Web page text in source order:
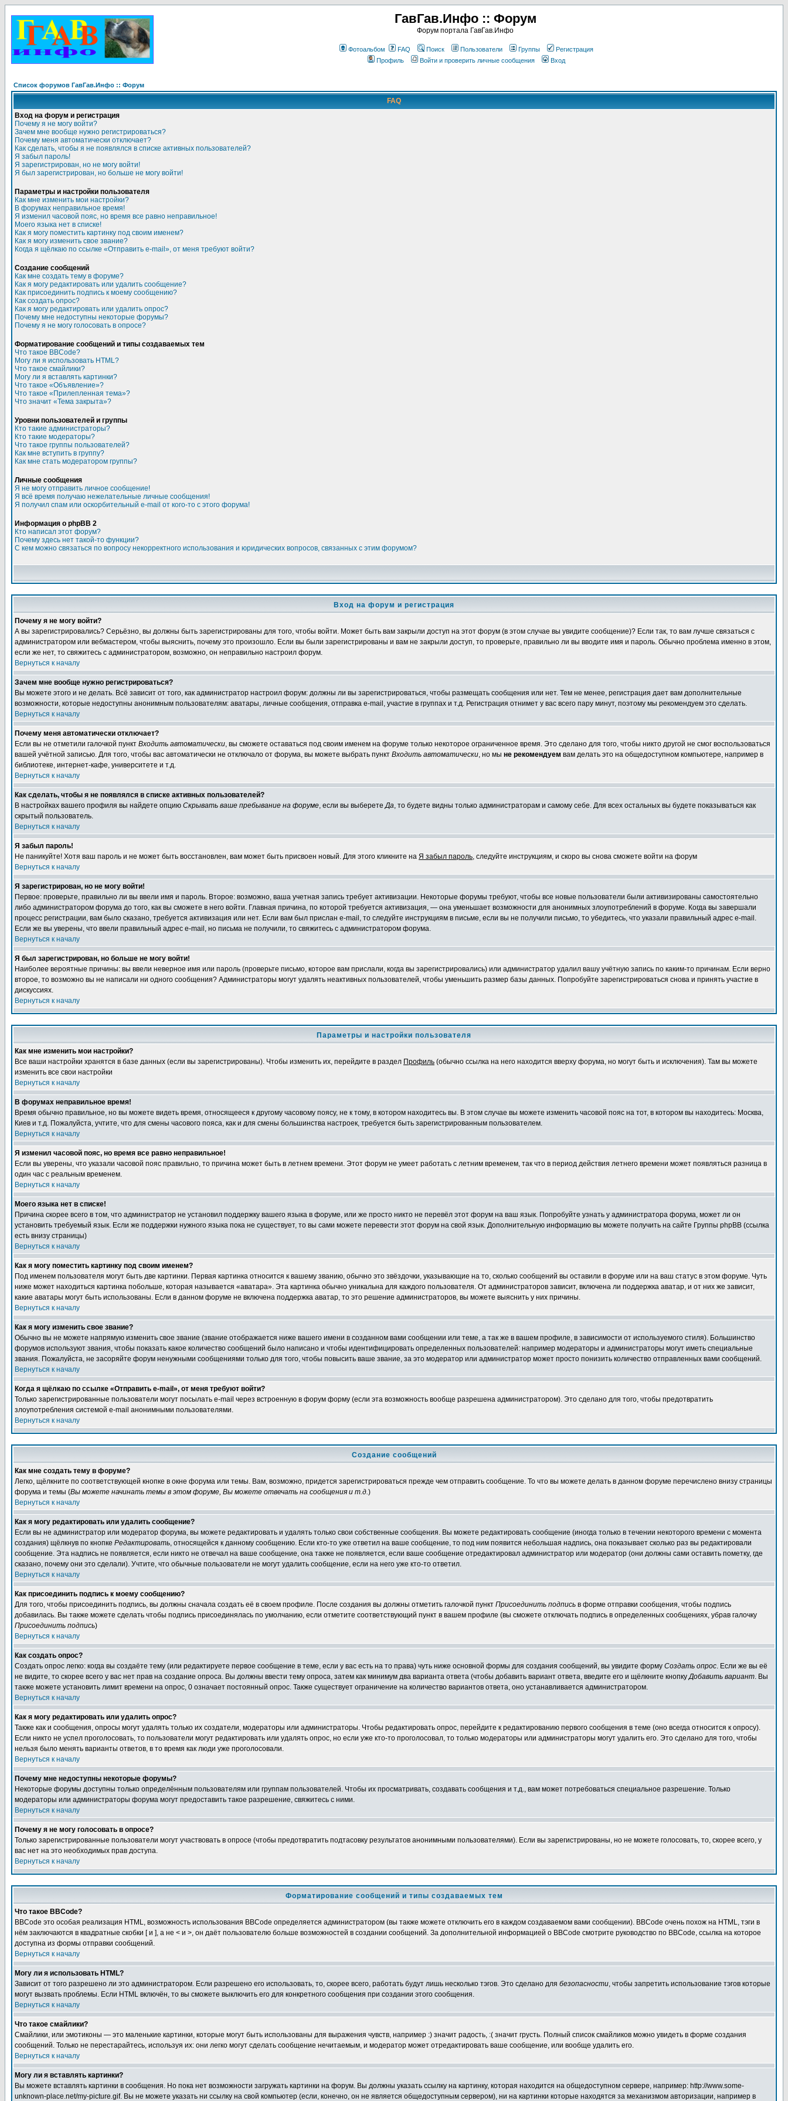
ГавГав.Инфо :: Форум
Форум портала ГавГав.Инфо
Фотоальбом FAQ Поиск Пользователи Группы
Регистрация
Профиль
Войти и проверить личные сообщения Вход
Список форумов ГавГав.Инфо :: Форум
FAQ
Вход на форум и регистрация
Почему я не могу войти?
Зачем мне вообще нужно регистрироваться?
Почему меня автоматически отключает?
Как сделать, чтобы я не появлялся в списке активных пользователей?
Я забыл пароль!
Я зарегистрирован, но не могу войти!
Я был зарегистрирован, но больше не могу войти!
Параметры и настройки пользователя
Как мне изменить мои настройки?
В форумах неправильное время!
Я изменил часовой пояс, но время все равно неправильное!
Моего языка нет в списке!
Как я могу поместить картинку под своим именем?
Как я могу изменить свое звание?
Когда я щёлкаю по ссылке «Отправить e-mail», от меня требуют войти?
Создание сообщений
Как мне создать тему в форуме?
Как я могу редактировать или удалить сообщение?
Как присоединить подпись к моему сообщению?
Как создать опрос?
Как я могу редактировать или удалить опрос?
Почему мне недоступны некоторые форумы?
Почему я не могу голосовать в опросе?
Форматирование сообщений и типы создаваемых тем
Что такое BBCode?
Могу ли я использовать HTML?
Что такое смайлики?
Могу ли я вставлять картинки?
Что такое «Объявление»?
Что такое «Прилепленная тема»?
Что значит «Тема закрыта»?
Уровни пользователей и группы
Кто такие администраторы?
Кто такие модераторы?
Что такое группы пользователей?
Как мне вступить в группу?
Как мне стать модератором группы?
Личные сообщения
Я не могу отправить личное сообщение!
Я всё время получаю нежелательные личные сообщения!
Я получил спам или оскорбительный e-mail от кого-то с этого форума!
Информация о phpBB 2
Кто написал этот форум?
Почему здесь нет такой-то функции?
С кем можно связаться по вопросу некорректного использования и юридических вопросов, связанных с этим форумом?
Вход на форум и регистрация
Почему я не могу войти?
А вы зарегистрировались? Серьёзно, вы должны быть зарегистрированы для того, чтобы войти. Может быть вам закрыли доступ на этот форум (в этом случае вы увидите сообщение)? Если так, то вам лучше связаться с
администратором или вебмастером, чтобы выяснить, почему это произошло. Если вы были зарегистрированы и вам не закрыли доступ, то проверьте, правильно ли вы вводите имя и пароль. Обычно проблема именно в этом,
если же нет, то свяжитесь с администратором, возможно, он неправильно настроил форум.
Вернуться к началу
Зачем мне вообще нужно регистрироваться?
Вы можете этого и не делать. Всё зависит от того, как администратор настроил форум: должны ли вы зарегистрироваться, чтобы размещать сообщения или нет. Тем не менее, регистрация дает вам дополнительные
возможности, которые недоступны анонимным пользователям: аватары, личные сообщения, отправка e-mail, участие в группах и т.д. Регистрация отнимет у вас всего пару минут, поэтому мы рекомендуем это сделать.
Вернуться к началу
Почему меня автоматически отключает?
Если вы не отметили галочкой пункт Входить автоматически, вы сможете оставаться под своим именем на форуме только некоторое ограниченное время. Это сделано для того, чтобы никто другой не смог воспользоваться
вашей учётной записью. Для того, чтобы вас автоматически не отключало от форума, вы можете выбрать пункт Входить автоматически, но мы не рекомендуем вам делать это на общедоступном компьютере, например в
библиотеке, интернет-кафе, университете и т.д.
Вернуться к началу
Как сделать, чтобы я не появлялся в списке активных пользователей?
В настройках вашего профиля вы найдете опцию Скрывать ваше пребывание на форуме, если вы выберетеДа, то будете видны только администраторам и самому себе. Для всех остальных вы будете показываться как
скрытый пользователь.
Вернуться к началу
Я забыл пароль!
Не паникуйте! Хотя ваш пароль и не может быть восстановлен, вам может быть присвоен новый. Для этого кликните на Я забыл пароль, следуйте инструкциям, и скоро вы снова сможете войти на форум
Вернуться к началу
Я зарегистрирован, но не могу войти!
Первое: проверьте, правильно ли вы ввели имя и пароль. Второе: возможно, ваша учетная запись требует активизации. Некоторые форумы требуют, чтобы все новые пользователи были активизированы самостоятельно
либо администратором форума до того, как вы сможете в него войти. Главная причина, по которой требуется активизация, — она уменьшает возможности для анонимных злоупотреблений в форуме. Когда вы завершали
процесс регистрации, вам было сказано, требуется активизация или нет. Если вам был прислан e-mail, то следуйте инструкциям в письме, если вы не получили письмо, то убедитесь, что указали правильный адрес e-mail.
Если же вы уверены, что ввели правильный адрес e-mail, но письма не получили, то свяжитесь с администратором форума.
Вернуться к началу
Я был зарегистрирован, но больше не могу войти!
Наиболее вероятные причины: вы ввели неверное имя или пароль (проверьте письмо, которое вам прислали, когда вы зарегистрировались) или администратор удалил вашу учётную запись по каким-то причинам. Если верно
второе, то возможно вы не написали ни одного сообщения? Администраторы могут удалять неактивных пользователей, чтобы уменьшить размер базы данных. Попробуйте зарегистрироваться снова и принять участие в
дискуссиях.
Вернуться к началу
Параметры и настройки пользователя
Как мне изменить мои настройки?
Все ваши настройки хранятся в базе данных (если вы зарегистрированы). Чтобы изменить их, перейдите в раздел Профиль (обычно ссылка на него находится вверху форума, но могут быть и исключения). Там вы можете
изменить все свои настройки
Вернуться к началу
В форумах неправильное время!
Время обычно правильное, но вы можете видеть время, относящееся к другому часовому поясу, не к тому, в котором находитесь вы. В этом случае вы можете изменить часовой пояс на тот, в котором вы находитесь: Москва,
Киев и т.д. Пожалуйста, учтите, что для смены часового пояса, как и для смены большинства настроек, требуется быть зарегистрированным пользователем.
Вернуться к началу
Я изменил часовой пояс, но время все равно неправильное!
Если вы уверены, что указали часовой пояс правильно, то причина может быть в летнем времени. Этот форум не умеет работать с летним временем, так что в период действия летнего времени может появляться разница в
один час с реальным временем.
Вернуться к началу
Моего языка нет в списке!
Причина скорее всего в том, что администратор не установил поддержку вашего языка в форуме, или же просто никто не перевёл этот форум на ваш язык. Попробуйте узнать у администратора форума, может ли он
установить требуемый язык. Если же поддержки нужного языка пока не существует, то вы сами можете перевести этот форум на свой язык. Дополнительную информацию вы можете получить на сайте Группы phpBB (ссылка
есть внизу страницы)
Вернуться к началу
Как я могу поместить картинку под своим именем?
Под именем пользователя могут быть две картинки. Первая картинка относится к вашему званию, обычно это звёздочки, указывающие на то, сколько сообщений вы оставили в форуме или на ваш статус в этом форуме. Чуть
ниже может находиться картинка побольше, которая называется «аватара». Эта картинка обычно уникальна для каждого пользователя. От администраторов зависит, включена ли поддержка аватар, и от них же зависит,
какие аватары могут быть использованы. Если в данном форуме не включена поддержка аватар, то это решение администраторов, вы можете выяснить у них причины.
Вернуться к началу
Как я могу изменить свое звание?
Обычно вы не можете напрямую изменить свое звание (звание отображается ниже вашего имени в созданном вами сообщении или теме, а так же в вашем профиле, в зависимости от используемого стиля). Большинство
форумов используют звания, чтобы показать какое количество сообщений было написано и чтобы идентифицировать определенных пользователей: например модераторы и администраторы могут иметь специальные
звания. Пожалуйста, не засоряйте форум ненужными сообщениями только для того, чтобы повысить ваше звание, за это модератор или администратор может просто понизить количество отправленных вами сообщений.
Вернуться к началу
Когда я щёлкаю по ссылке «Отправить e-mail», от меня требуют войти?
Только зарегистрированные пользователи могут посылать e-mail через встроенную в форум форму (если эта возможность вообще разрешена администратором). Это сделано для того, чтобы предотвратить
злоупотребления системой e-mail анонимными пользователями.
Вернуться к началу
Создание сообщений
Как мне создать тему в форуме?
Легко, щёлкните по соответствующей кнопке в окне форума или темы. Вам, возможно, придется зарегистрироваться прежде чем отправить сообщение. То что вы можете делать в данном форуме перечислено внизу страницы
форума и темы (Вы можете начинать темы в этом форуме, Вы можете отвечать на сообщения и т.д.)
Вернуться к началу
Как я могу редактировать или удалить сообщение?
Если вы не администратор или модератор форума, вы можете редактировать и удалять только свои собственные сообщения. Вы можете редактировать сообщение (иногда только в течении некоторого времени с момента
создания) щёлкнув по кнопке Редактировать, относящейся к данному сообщению. Если кто-то уже ответил на ваше сообщение, то под ним появится небольшая надпись, она показывает сколько раз вы редактировали
сообщение. Эта надпись не появляется, если никто не отвечал на ваше сообщение, она также не появляется, если ваше сообщение отредактировал администратор или модератор (они должны сами оставить пометку, где
сказано, почему они это сделали). Учтите, что обычные пользователи не могут удалить сообщение, если на него уже кто-то ответил.
Вернуться к началу
Как присоединить подпись к моему сообщению?
Для того, чтобы присоединить подпись, вы должны сначала создать её в своем профиле. После создания вы должны отметить галочкой пункт Присоединить подпись в форме отправки сообщения, чтобы подпись
добавилась. Вы также можете сделать чтобы подпись присоединялась по умолчанию, если отметите соответствующий пункт в вашем профиле (вы сможете отключать подпись в определенных сообщениях, убрав галочку
Присоединить подпись)
Вернуться к началу
Как создать опрос?
Создать опрос легко: когда вы создаёте тему (или редактируете первое сообщение в теме, если у вас есть на то права) чуть ниже основной формы для создания сообщений, вы увидите форму Создать опрос. Если же вы её
не видите, то скорее всего у вас нет прав на создание опроса. Вы должны ввести тему опроса, затем как минимум два варианта ответа (чтобы добавить вариант ответа, введите его и щёлкните кнопкуДобавить вариант. Вы
также можете установить лимит времени на опрос, 0 означает постоянный опрос. Также существует ограничение на количество вариантов ответа, оно устанавливается администратором.
Вернуться к началу
Как я могу редактировать или удалить опрос?
Также как и сообщения, опросы могут удалять только их создатели, модераторы или администраторы. Чтобы редактировать опрос, перейдите к редактированию первого сообщения в теме (оно всегда относится к опросу).
Если никто не успел проголосовать, то пользователи могут редактировать или удалять опрос, но если уже кто-то проголосовал, то только модераторы или администраторы могут удалить его. Это сделано для того, чтобы
нельзя было менять варианты ответов, в то время как люди уже проголосовали.
Вернуться к началу
Почему мне недоступны некоторые форумы?
Некоторые форумы доступны только определённым пользователям или группам пользователей. Чтобы их просматривать, создавать сообщения и т.д., вам может потребоваться специальное разрешение. Только
модераторы или администраторы форума могут предоставить такое разрешение, свяжитесь с ними.
Вернуться к началу
Почему я не могу голосовать в опросе?
Только зарегистрированные пользователи могут участвовать в опросе (чтобы предотвратить подтасовку результатов анонимными пользователями). Если вы зарегистрированы, но не можете голосовать, то, скорее всего, у
вас нет на это необходимых прав доступа.
Вернуться к началу
Форматирование сообщений и типы создаваемых тем
Что такое BBCode?
BBCode это особая реализация HTML, возможность использования BBCode определяется администратором (вы также можете отключить его в каждом создаваемом вами сообщении). BBCode очень похож на HTML, тэги в
нём заключаются в квадратные скобки [ и ], а не < и >, он даёт пользователю больше возможностей в создании сообщений. За дополнительной информацией о BBCode смотрите руководство по BBCode, ссылка на которое
доступна из формы отправки сообщений.
Вернуться к началу
Могу ли я использовать HTML?
Зависит от того разрешено ли это администратором. Если разрешено его использовать, то, скорее всего, работать будут лишь несколько тэгов. Это сделано для безопасности, чтобы запретить использование тэгов которые
могут вызвать проблемы. Если HTML включён, то вы сможете выключить его для конкретного сообщения при создании этого сообщения.
Вернуться к началу
Что такое смайлики?
Смайлики, или эмотиконы — это маленькие картинки, которые могут быть использованы для выражения чувств, например :) значит радость, :( значит грусть. Полный список смайликов можно увидеть в форме создания
сообщений. Только не перестарайтесь, используя их: они легко могут сделать сообщение нечитаемым, и модератор может отредактировать ваше сообщение, или вообще удалить его.
Вернуться к началу
Могу ли я вставлять картинки?
Вы можете вставлять картинки в сообщения. Но пока нет возможности загружать картинки на форум. Вы должны указать ссылку на картинку, которая находится на общедоступном сервере, например: http://www.some-
unknown-place.net/my-picture.gif. Вы не можете указать ни ссылку на свой компьютер (если, конечно, он не является общедоступным сервером), ни на картинки которые находятся за механизмом авторизации, например в